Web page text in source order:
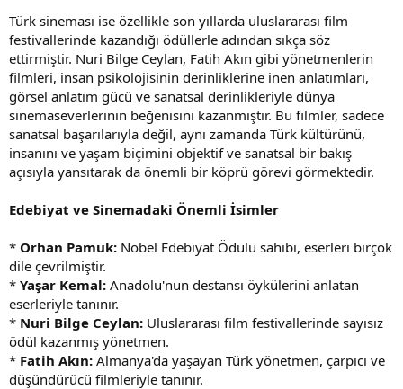
Türk sineması ise özellikle son yıllarda uluslararası film
festivallerinde kazandığı ödüllerle adından sıkça söz
ettirmiştir. Nuri Bilge Ceylan, Fatih Akın gibi yönetmenlerin
filmleri, insan psikolojisinin derinliklerine inen anlatımları,
görsel anlatım gücü ve sanatsal derinlikleriyle dünya
sinemaseverlerinin beğenisini kazanmıştır. Bu filmler, sadece
sanatsal başarılarıyla değil, aynı zamanda Türk kültürünü,
insanını ve yaşam biçimini objektif ve sanatsal bir bakış
açısıyla yansıtarak da önemli bir köprü görevi görmektedir.
Edebiyat ve Sinemadaki Önemli İsimler
* Orhan Pamuk: Nobel Edebiyat Ödülü sahibi, eserleri birçok
dile çevrilmiştir.
* Yaşar Kemal: Anadolu'nun destansı öykülerini anlatan
eserleriyle tanınır.
* Nuri Bilge Ceylan: Uluslararası film festivallerinde sayısız
ödül kazanmış yönetmen.
* Fatih Akın: Almanya'da yaşayan Türk yönetmen, çarpıcı ve
düşündürücü filmleriyle tanınır.